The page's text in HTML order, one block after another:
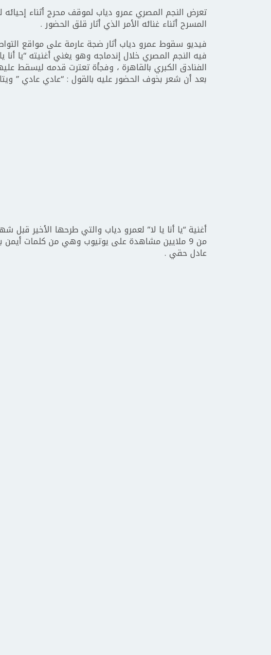
تعرض النجم المصري عمرو دياب لموقف محرج أثناء
المسرح أثناء غنائه الأمر الذي أثار قلق الحضور .
فيديو سقوط عمرو دياب أثار ضجة عارمة على مواقع
فيه النجم المصري خلال إندماجه وهو يغني أغنيته “يا
الفنادق الكبري بالقاهرة ، وفجأة تعترت قدمه ليسقط
بعد أن شعر بخوف الحضور عليه بالقول : “عادي عادي ”
أغنية “يا أنا يا لا” لعمرو دياب والتي طرحها الأخير
من 9 ملايين مشاهدة على يوتيوب وهي من كلمات
عادل حقي .